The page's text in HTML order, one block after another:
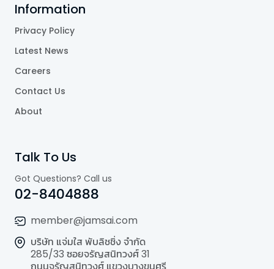
Information
Privacy Policy
Latest News
Careers
Contact Us
About
Talk To Us
Got Questions? Call us
02-8404888
member@jamsai.com
บริษัท แจ่มใส พับลิชชิ่ง จำกัด
285/33 ซอยจรัญสนิทวงศ์ 31